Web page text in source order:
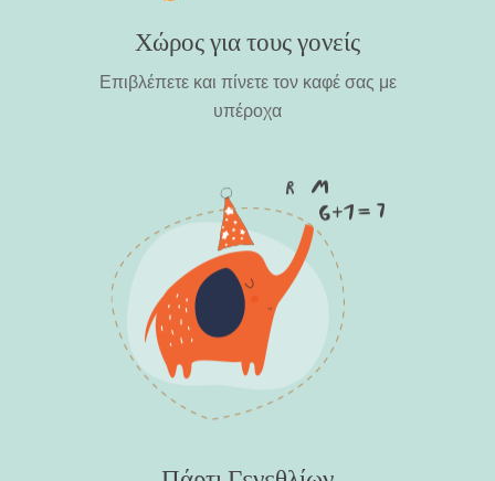
Χώρος για τους γονείς
Επιβλέπετε και πίνετε τον καφέ σας με
υπέροχα